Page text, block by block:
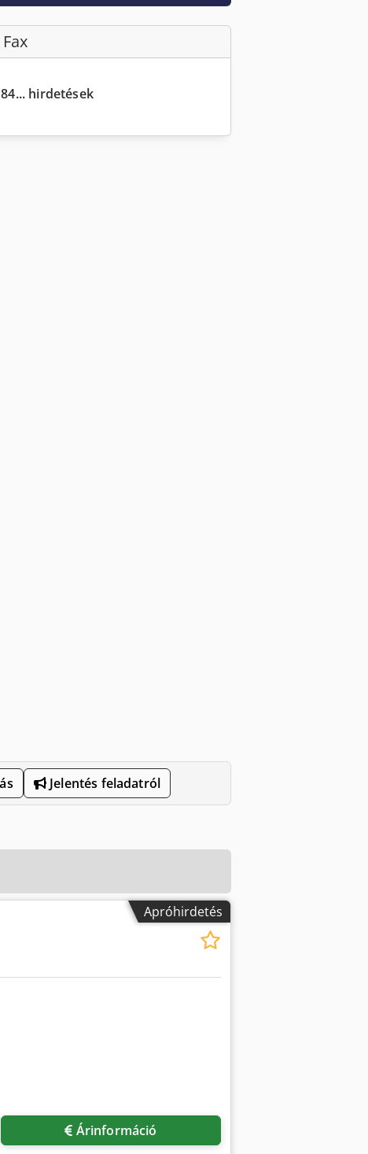
hirdetések
Jelentés feladatról
Apróhirdetés
Árinformáció